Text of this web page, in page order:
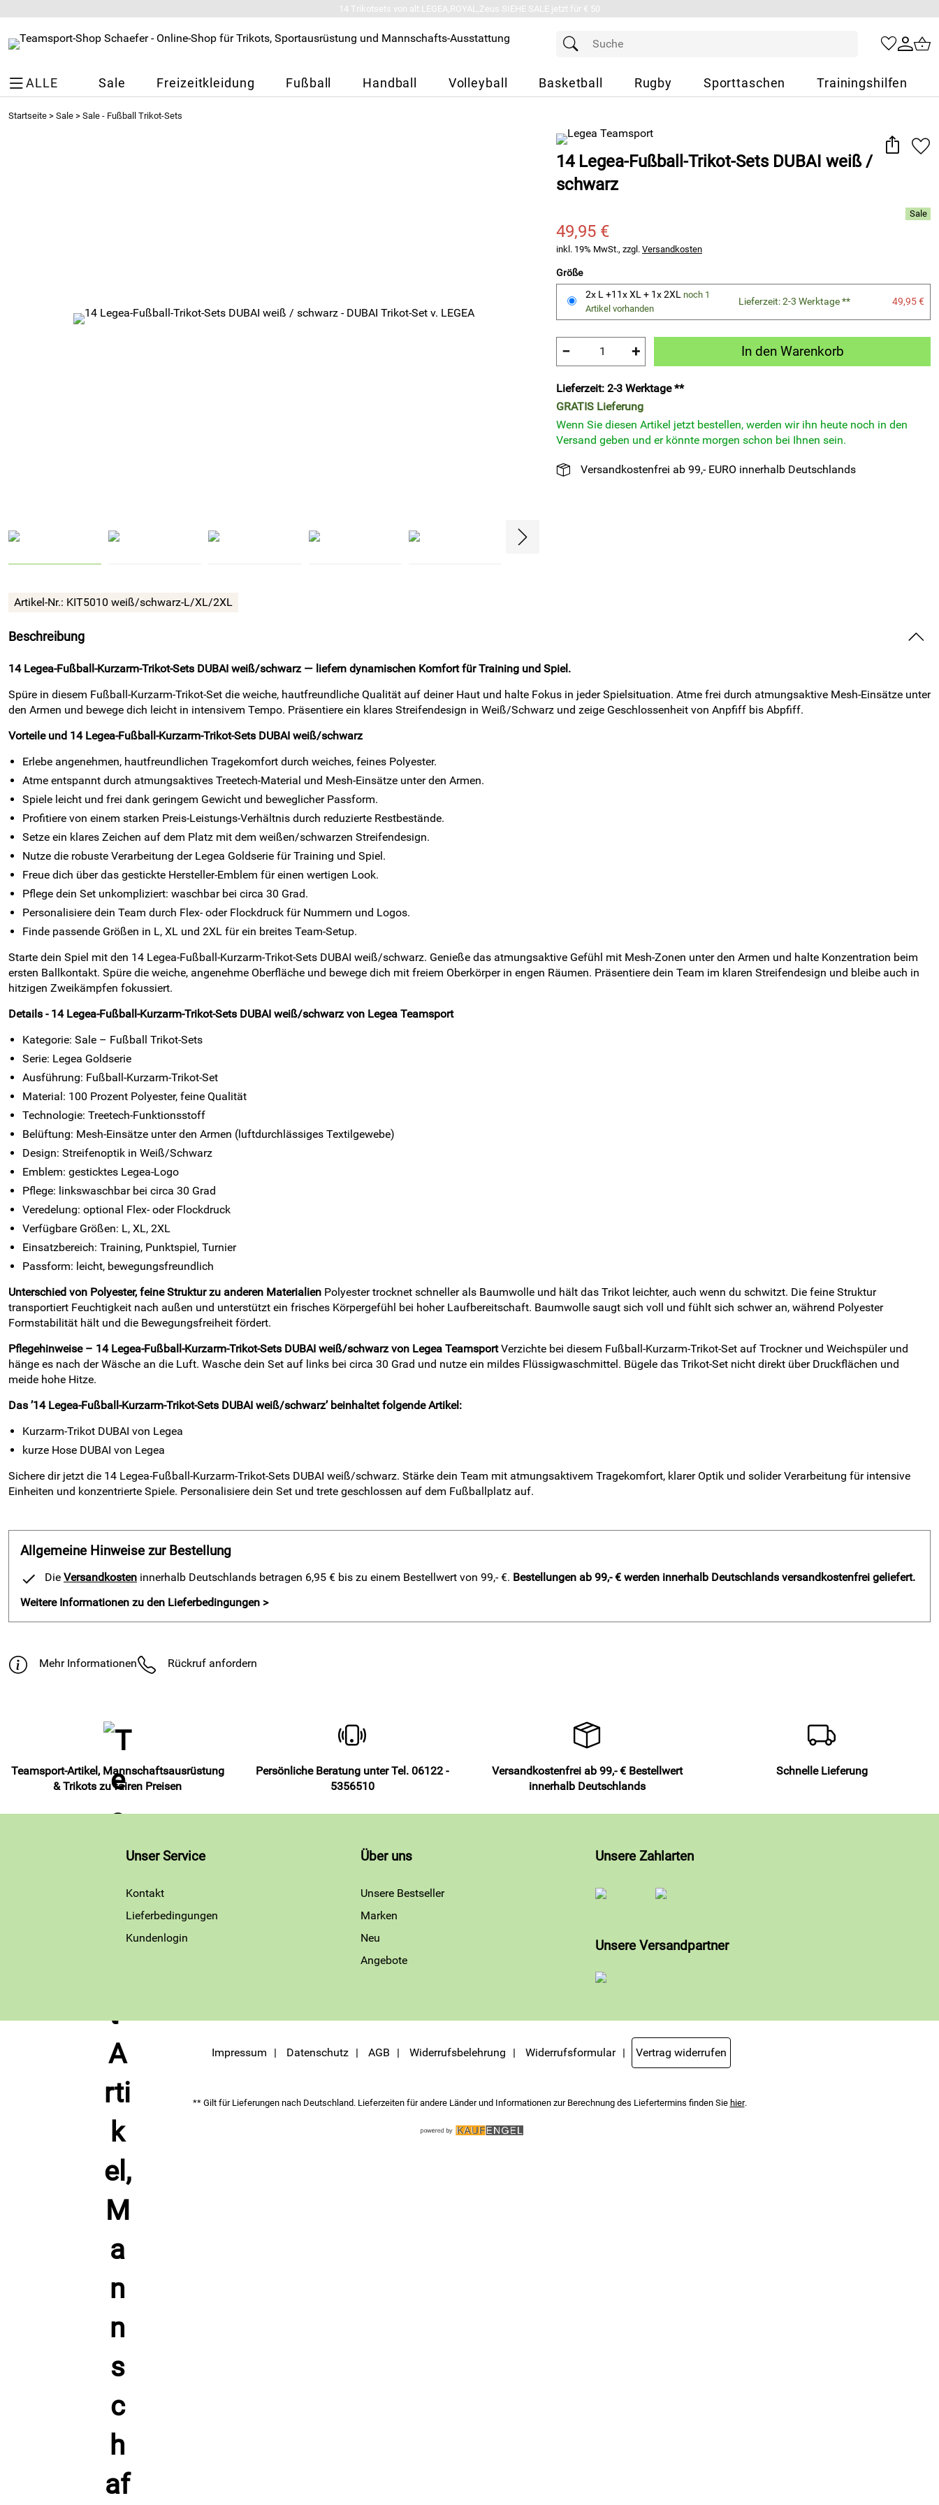
14 Trikotsets von alt.LEGEA,ROYAL,Zeus SIEHE SALE jetzt für € 50
ALLE Sale Freizeitkleidung Fußball Handball Volleyball Basketball Rugby Sporttaschen Trainingshilfen
Startseite > Sale > Sale - Fußball Trikot-Sets
14 Legea-Fußball-Trikot-Sets DUBAI weiß /
schwarz
49,95 €
inkl. 19% MwSt., zzgl. Versandkosten
Größe
2x L +11x XL + 1x 2XL noch 1
Artikel vorhanden
Lieferzeit: 2-3 Werktage ** 49,95 €
− + In den Warenkorb
Lieferzeit: 2-3 Werktage **
GRATIS Lieferung
Wenn Sie diesen Artikel jetzt bestellen, werden wir ihn heute noch in den
Versand geben und er könnte morgen schon bei Ihnen sein.
Versandkostenfrei ab 99,- EURO innerhalb Deutschlands
Artikel-Nr.: KIT5010 weiß/schwarz-L/XL/2XL
Beschreibung
14 Legea-Fußball-Kurzarm-Trikot-Sets DUBAI weiß/schwarz — liefern dynamischen Komfort für Training und Spiel.
Spüre in diesem Fußball-Kurzarm-Trikot-Set die weiche, hautfreundliche Qualität auf deiner Haut und halte Fokus in jeder Spielsituation. Atme frei durch atmungsaktive Mesh-Einsätze unter
den Armen und bewege dich leicht in intensivem Tempo. Präsentiere ein klares Streifendesign in Weiß/Schwarz und zeige Geschlossenheit von Anpfiff bis Abpfiff.
Vorteile und 14 Legea-Fußball-Kurzarm-Trikot-Sets DUBAI weiß/schwarz
Erlebe angenehmen, hautfreundlichen Tragekomfort durch weiches, feines Polyester.
Atme entspannt durch atmungsaktives Treetech-Material und Mesh-Einsätze unter den Armen.
Spiele leicht und frei dank geringem Gewicht und beweglicher Passform.
Profitiere von einem starken Preis-Leistungs-Verhältnis durch reduzierte Restbestände.
Setze ein klares Zeichen auf dem Platz mit dem weißen/schwarzen Streifendesign.
Nutze die robuste Verarbeitung der Legea Goldserie für Training und Spiel.
Freue dich über das gestickte Hersteller-Emblem für einen wertigen Look.
Pflege dein Set unkompliziert: waschbar bei circa 30 Grad.
Personalisiere dein Team durch Flex- oder Flockdruck für Nummern und Logos.
Finde passende Größen in L, XL und 2XL für ein breites Team-Setup.
Starte dein Spiel mit den 14 Legea-Fußball-Kurzarm-Trikot-Sets DUBAI weiß/schwarz. Genieße das atmungsaktive Gefühl mit Mesh-Zonen unter den Armen und halte Konzentration beim
ersten Ballkontakt. Spüre die weiche, angenehme Oberfläche und bewege dich mit freiem Oberkörper in engen Räumen. Präsentiere dein Team im klaren Streifendesign und bleibe auch in
hitzigen Zweikämpfen fokussiert.
Details - 14 Legea-Fußball-Kurzarm-Trikot-Sets DUBAI weiß/schwarz von Legea Teamsport
Kategorie: Sale – Fußball Trikot-Sets
Serie: Legea Goldserie
Ausführung: Fußball-Kurzarm-Trikot-Set
Material: 100 Prozent Polyester, feine Qualität
Technologie: Treetech-Funktionsstoff
Belüftung: Mesh-Einsätze unter den Armen (luftdurchlässiges Textilgewebe)
Design: Streifenoptik in Weiß/Schwarz
Emblem: gesticktes Legea-Logo
Pflege: linkswaschbar bei circa 30 Grad
Veredelung: optional Flex- oder Flockdruck
Verfügbare Größen: L, XL, 2XL
Einsatzbereich: Training, Punktspiel, Turnier
Passform: leicht, bewegungsfreundlich
Unterschied von Polyester, feine Struktur zu anderen Materialien Polyester trocknet schneller als Baumwolle und hält das Trikot leichter, auch wenn du schwitzt. Die feine Struktur
transportiert Feuchtigkeit nach außen und unterstützt ein frisches Körpergefühl bei hoher Laufbereitschaft. Baumwolle saugt sich voll und fühlt sich schwer an, während Polyester
Formstabilität hält und die Bewegungsfreiheit fördert.
Pflegehinweise – 14 Legea-Fußball-Kurzarm-Trikot-Sets DUBAI weiß/schwarz von Legea TeamsportVerzichte bei diesem Fußball-Kurzarm-Trikot-Set auf Trockner und Weichspüler und
hänge es nach der Wäsche an die Luft. Wasche dein Set auf links bei circa 30 Grad und nutze ein mildes Flüssigwaschmittel. Bügele das Trikot-Set nicht direkt über Druckflächen und
meide hohe Hitze.
Das ’14 Legea-Fußball-Kurzarm-Trikot-Sets DUBAI weiß/schwarz’ beinhaltet folgende Artikel:
Kurzarm-Trikot DUBAI von Legea
kurze Hose DUBAI von Legea
Sichere dir jetzt die 14 Legea-Fußball-Kurzarm-Trikot-Sets DUBAI weiß/schwarz. Stärke dein Team mit atmungsaktivem Tragekomfort, klarer Optik und solider Verarbeitung für intensive
Einheiten und konzentrierte Spiele. Personalisiere dein Set und trete geschlossen auf dem Fußballplatz auf.
Allgemeine Hinweise zur Bestellung
Die Versandkosten innerhalb Deutschlands betragen 6,95 € bis zu einem Bestellwert von 99,- €. Bestellungen ab 99,- € werden innerhalb Deutschlands versandkostenfrei geliefert.
Weitere Informationen zu den Lieferbedingungen >
Mehr Informationen Rückruf anfordern
Teamsport-Artikel, Mannschaftsausrüstung
& Trikots zu fairen Preisen
Persönliche Beratung unter Tel. 06122 -
5356510
Versandkostenfrei ab 99,- € Bestellwert
innerhalb Deutschlands
Schnelle Lieferung
Unser Service
Kontakt
Lieferbedingungen
Kundenlogin
Über uns
Unsere Bestseller
Marken
Neu
Angebote
Unsere Zahlarten
Unsere Versandpartner
Impressum Datenschutz AGB Widerrufsbelehrung Widerrufsformular Vertrag widerrufen
** Gilt für Lieferungen nach Deutschland. Lieferzeiten für andere Länder und Informationen zur Berechnung des Liefertermins finden Sie hier.